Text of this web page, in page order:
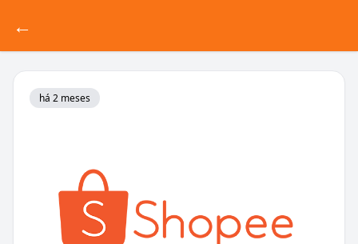
←
há 2 meses